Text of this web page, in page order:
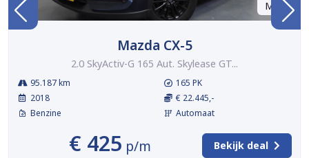
Marge
Mazda CX-5
2.0 SkyActiv-G 165 Aut. Skylease GT...
95.187 km
2018
Benzine
165 PK
€ 22.445,-
Automaat
€ 425 p/m Bekijk deal